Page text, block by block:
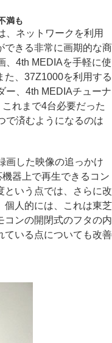
満も
ネットワークを利用
できる非常に画期的な商
、4th MEDIAを手軽に使
た、37Z1000を利用する
ー、4th MEDIAチューナ
れまで4台必要だった
で済むようになるのは
した映像の追っかけ
器上で再生できるコン
という点では、さらに改
個人的には、これは東芝
コンの開閉式のフタの内
ている点についても改善